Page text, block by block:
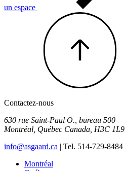
un espace
Contactez-nous
630 rue Saint-Paul O., bureau 500
Montréal Québec Canada H3C 1L9
info@asgaard.ca | Tel. 514-729-8484
Montréal